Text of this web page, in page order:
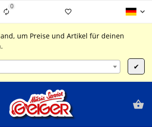
0Liste ist leer
um Preise und Artikel für deinen
✔